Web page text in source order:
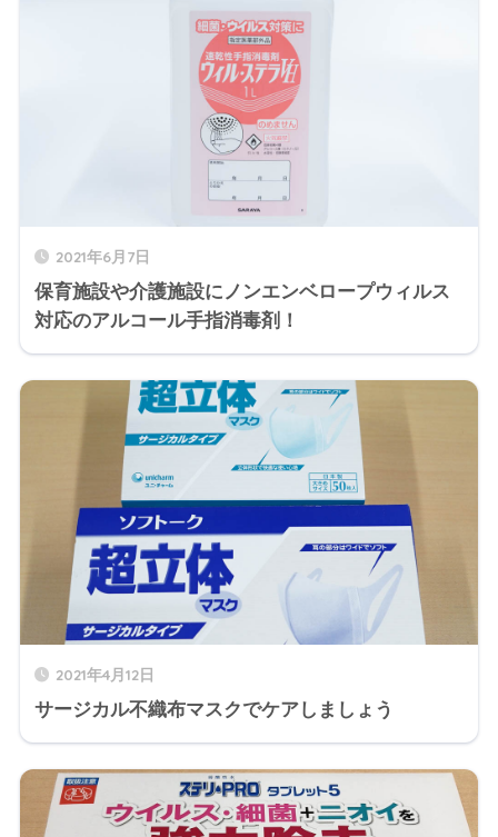
2021年6月7日
保育施設や介護施設にノンエンベロープウィルス
対応のアルコール手指消毒剤！
2021年4月12日
サージカル不織布マスクでケアしましょう